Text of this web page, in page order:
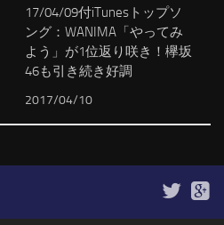
17/04/09付iTunesトップソ
ング：WANIMA「やってみ
よう」が1位返り咲き！欅坂
46も引き続き好調
2017/04/10